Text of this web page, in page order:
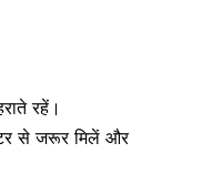
रहें।
से जरूर मिलें और